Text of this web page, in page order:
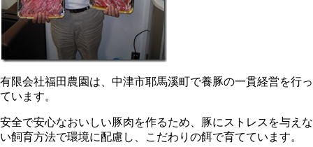
有限会社福田農園は、中津市耶馬溪町で養豚の一貫経営を行っ
ています。
安全で安心なおいしい豚肉を作るため、豚にストレスを与えな
い飼育方法で環境に配慮し、こだわりの餌で育てています。